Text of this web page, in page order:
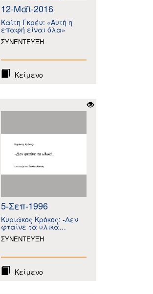
12-Μάϊ-2016
Καίτη Γκρέυ: «Αυτή η
επαφή είναι όλα»
ΣΥΝΕΝΤΕΥΞΗ
Κείμενο
5-Σεπ-1996
Κυριάκος Κρόκος: -Δεν
φταίνε τα υλικά…
ΣΥΝΕΝΤΕΥΞΗ
Κείμενο